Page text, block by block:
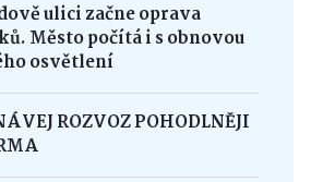
ulici začne oprava
Město počítá i s obnovou
osvětlení
ROZVOZ POHODLNĚJI